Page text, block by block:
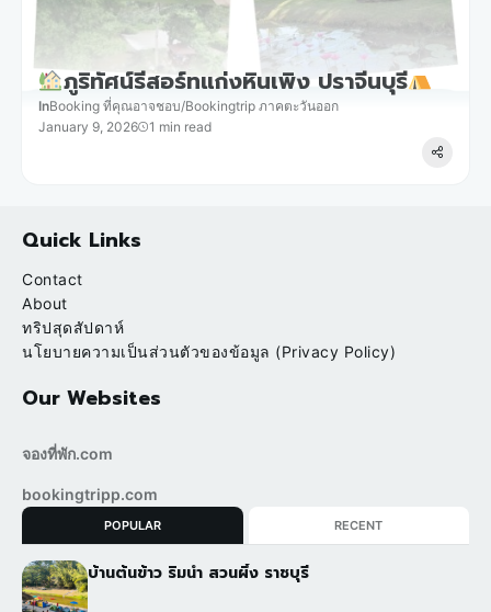
ภูริทัศน์รีสอร์ทแก่งหินเพิง ปราจีนบุรี
InBooking ที่คุณอาจชอบ/Bookingtrip ภาคตะวันออก
January 9, 2026
1 min read
Quick Links
Contact
About
ทริปสุดสัปดาห์
นโยบายความเป็นส่วนตัวของข้อมูล (Privacy Policy)
Our Websites
จองที่พัก.com
bookingtripp.com
POPULAR RECENT
บ้านต้นข้าว ริมน้ำ สวนผึ้ง ราชบุรี